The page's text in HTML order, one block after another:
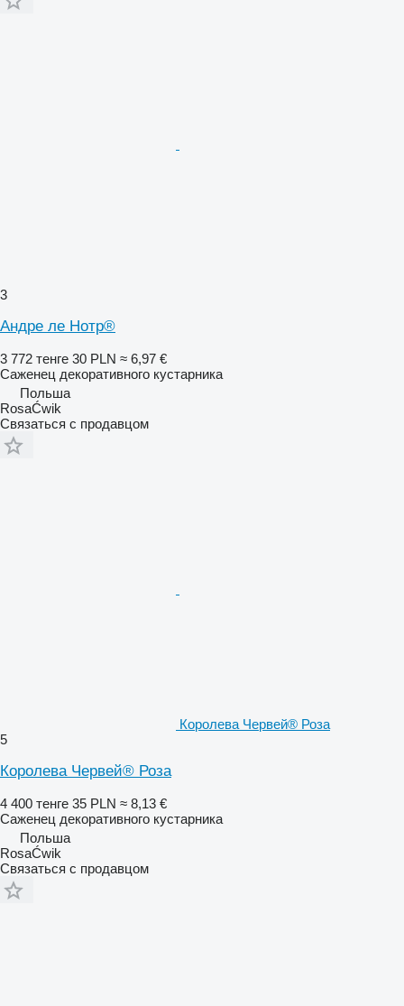
3
Андре ле Нотр®
3 772 тенге 30 PLN ≈ 6,97 €
Саженец декоративного кустарника
Польша
RosaĆwik
Связаться с продавцом
Королева Червей® Роза
5
Королева Червей® Роза
4 400 тенге 35 PLN ≈ 8,13 €
Саженец декоративного кустарника
Польша
RosaĆwik
Связаться с продавцом